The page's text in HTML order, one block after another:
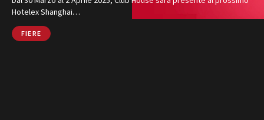
Hotelex Shanghai…
FIERE